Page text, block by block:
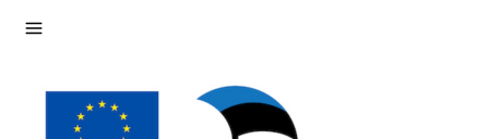
Ava menüü